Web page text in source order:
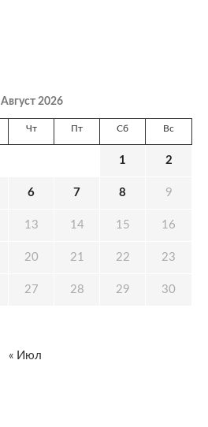
Август 2026
Чт Пт Сб Вс
1 2
6 7 8 9
13 14 15 16
20 21 22 23
27 28 29 30
« Июл